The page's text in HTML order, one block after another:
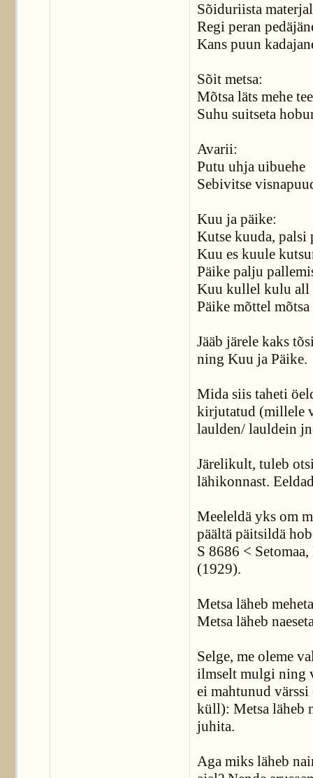
Sõiduriista
Regi peran
Kans puun
Sõit metsa:
Mõtsa läts mehe tee
Suhu suitseta
Avarii:
Putu uhja uibuehe
Sebivitse
Kuu ja päike:
Kutse kuuda, palsi
Kuu es kuule
Päike palju
Kuu kullel kulu all
Päike mõttel mõtsa
Jääb järele kaks
ning Kuu ja Päike.
Mida siis taheti
kirjutatud (millele
laulden/ lauldein
Järelikult, tuleb
lähikonnast.
Meeleldä yks om
päältä päitsildä
S 8686 <
(1929).
Metsa läheb
Metsa läheb
Selge, me oleme
ilmselt mulgi ning
ei mahtunud värssi
küll): Metsa läheb
juhita.
Aga miks läheb